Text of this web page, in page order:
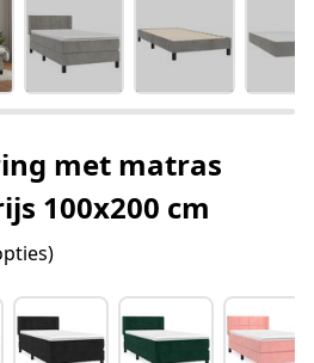
met matras
100x200 cm